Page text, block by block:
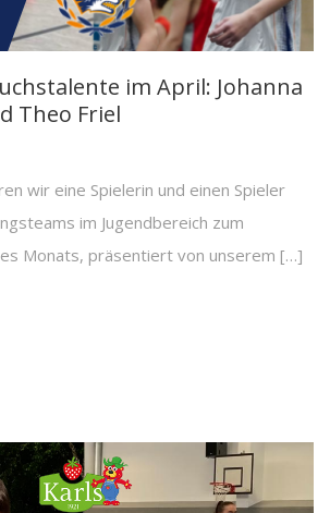
im April: Johanna
Theo Friel
wir eine Spielerin und einen Spieler
im Jugendbereich zum
Monats, präsentiert von unserem […]